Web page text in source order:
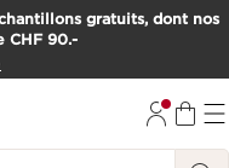
gratuits, dont nos
CHF 90.-